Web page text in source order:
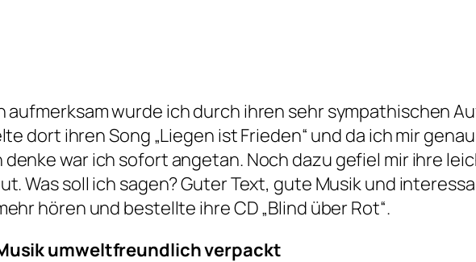
aufmerksam wurde ich durch ihren sehr sympathischen
dort ihren Song „Liegen ist Frieden“ und da ich mir
denke war ich sofort angetan. Noch dazu gefiel mir ihre
Was soll ich sagen? Guter Text, gute Musik und
hören und bestellte ihre CD „Blind über Rot“.
umweltfreundlich verpackt